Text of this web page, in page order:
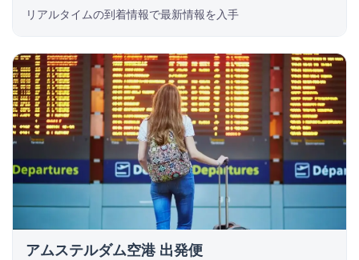
リアルタイムの到着情報で最新情報を入手
アムステルダム空港 出発便